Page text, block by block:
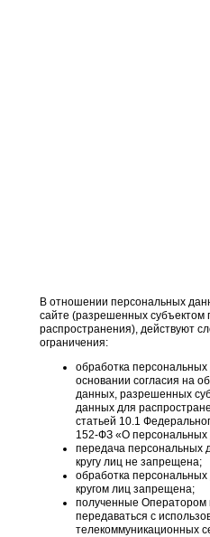
В отношении персональных
сайте (разрешенных субъектом
распространения), действуют
ограничения:
обработка
основании согласия на
данных, разрешенных
данных для
статьей 10.1
152-ФЗ «О персональных
передача персональных
кругу лиц не запрещена;
обработка
кругом лиц запрещена;
полученные Оператором
передаваться с
телекоммуникационных